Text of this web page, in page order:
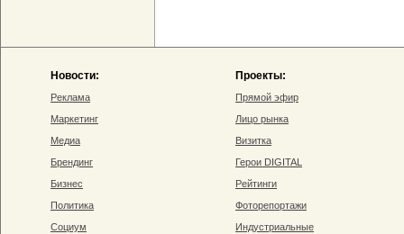
Новости:
Реклама
Маркетинг
Медиа
Брендинг
Бизнес
Политика
Социум
Проекты:
Прямой эфир
Лицо рынка
Визитка
Герои DIGITAL
Рейтинги
Фоторепортажи
Индустриальные